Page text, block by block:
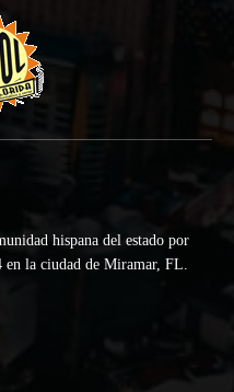
hispana del estado por
en la ciudad de Miramar, FL.